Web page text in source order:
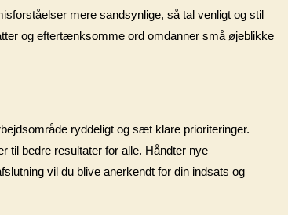
mere sandsynlige, så tal venligt og stil
og eftertænksomme ord omdanner små øjeblikke
ryddeligt og sæt klare prioriteringer.
til bedre resultater for alle. Håndter nye
vil du blive anerkendt for din indsats og